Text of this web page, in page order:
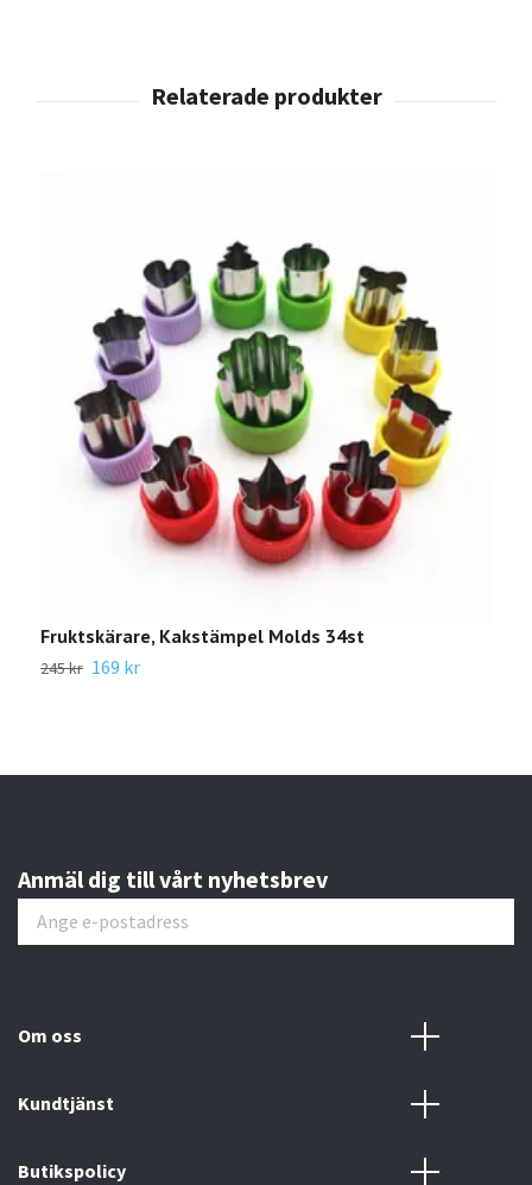
Fruktskärare, Kakstämpel Molds 34st
245 kr 169 kr
Anmäl dig till vårt nyhetsbrev
Om oss
Kundtjänst
Butikspolicy